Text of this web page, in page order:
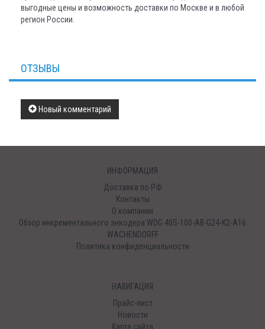
выгодные цены и возможность доставки по Москве и в любой
регион России.
ОТЗЫВЫ
Новый комментарий
ИНФОРМАЦИЯ
Доставка по РФ
Контакты
О компании
Обзор инкрементального энкодера WDG 40S-100-AB-G24-K2-A16
WACHENDORFF
Политика конфиденциальности
НАВИГАЦИЯ
Прайс-лист
Новости
Карта сайта